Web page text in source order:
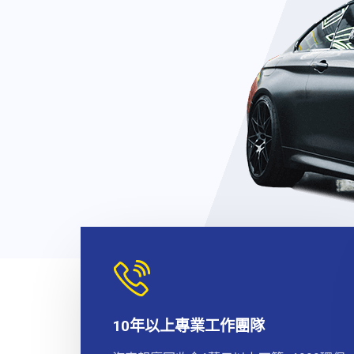
10年以上專業工作團隊